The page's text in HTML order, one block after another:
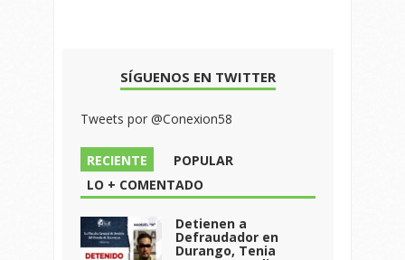
SÍGUENOS EN TWITTER
Tweets por @Conexion58
RECIENTE
POPULAR
LO + COMENTADO
Detienen a
Defraudador en
Durango, Tenia